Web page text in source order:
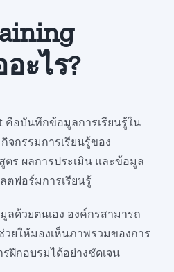
ะไร?
คือบันทึกข้อมูลการเรียนรู้ใน
กรรมการเรียนรู้ของ
ตร ผลการประเมิน และข้อมูล
ตฟอร์มการเรียนรู้
ด้วยตนเอง องค์กรสามารถ
ยให้มองเห็นภาพรวมของการ
ฝึกอบรมได้อย่างชัดเจน